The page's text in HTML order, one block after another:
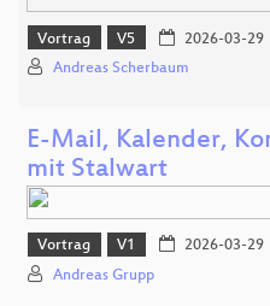
Vortrag V5 2026-03-29
Andreas Scherbaum
E-Mail, Kalender,
mit Stalwart
Vortrag V1 2026-03-29
Andreas Grupp